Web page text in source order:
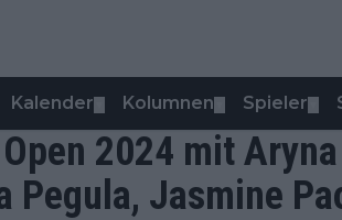
Kalender Kolumnen Spieler
2024 mit Aryna
Pegula, Jasmine